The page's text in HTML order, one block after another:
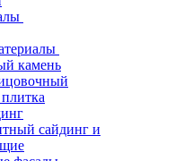
камень
сайдинг и